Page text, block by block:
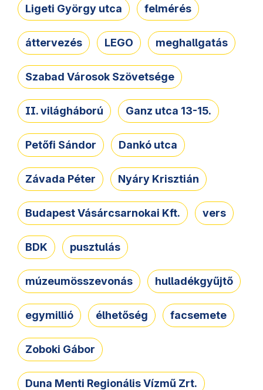
Ligeti György utca felmérés
áttervezés LEGO meghallgatás
Szabad Városok Szövetsége
II. világháború Ganz utca 13-15.
Petőfi Sándor Dankó utca
Závada Péter Nyáry Krisztián
Budapest Vásárcsarnokai Kft. vers
BDK pusztulás
múzeumösszevonás hulladékgyűjtő
egymillió élhetőség facsemete
Zoboki Gábor
Duna Menti Regionális Vízmű Zrt.